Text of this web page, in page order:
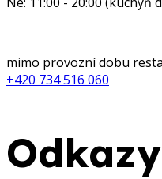
mimo provozní dobu
+420 734 516 060
Odkazy